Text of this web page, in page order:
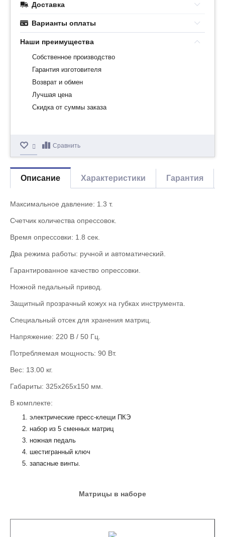
Доставка
Варианты оплаты
Наши преимущества
Собственное производство
Гарантия изготовителя
Возврат и обмен
Лучшая цена
Скидка от суммы заказа
Сравнить
Описание Характеристики Гарантия
Максимальное давление: 1.3 т.
Счетчик количества опрессовок.
Время опрессовки: 1.8 сек.
Два режима работы: ручной и автоматический.
Гарантированное качество опрессовки.
Ножной педальный привод.
Защитный прозрачный кожух на губках инструмента.
Специальный отсек для хранения матриц.
Напряжение: 220 В / 50 Гц.
Потребляемая мощность: 90 Вт.
Вес: 13.00 кг.
Габариты: 325х265х150 мм.
В комплекте:
электрические пресс-клещи ПКЭ
набор из 5 сменных матриц
ножная педаль
шестигранный ключ
запасные винты.
Матрицы в наборе